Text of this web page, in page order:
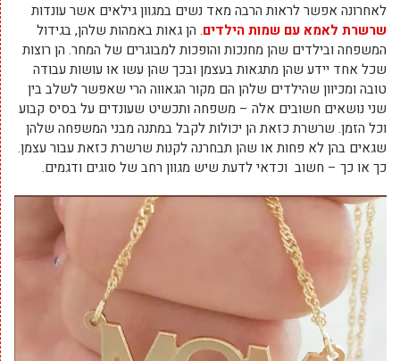
לאחרונה אפשר לראות הרבה מאד נשים במגוון גילאים אשר עונדות
שרשרת לאמא עם שמות הילדים. הן גאות באמהות שלהן, בגידול
המשפחה ובילדים שהן מחנכות והופכות למבוגרים של המחר. הן רוצות
שכל אחד יידע שהן מתגאות בעצמן ובכך שהן עשו או עושות עבודה
טובה ומכיוון שהילדים שלהן הם מקור הגאווה הרי שאפשר לשלב בין
שני נושאים חשובים אלה – משפחה ותכשיט שעונדים על בסיס קבוע
וכל הזמן. שרשרת כזאת הן יכולות לקבל במתנה מבני המשפחה שלהן
שגאים בהן לא פחות או שהן תבחרנה לקנות שרשרת כזאת עבור עצמן.
כך או כך – חשוב וכדאי לדעת שיש מגוון רחב של סוגים ודגמים.